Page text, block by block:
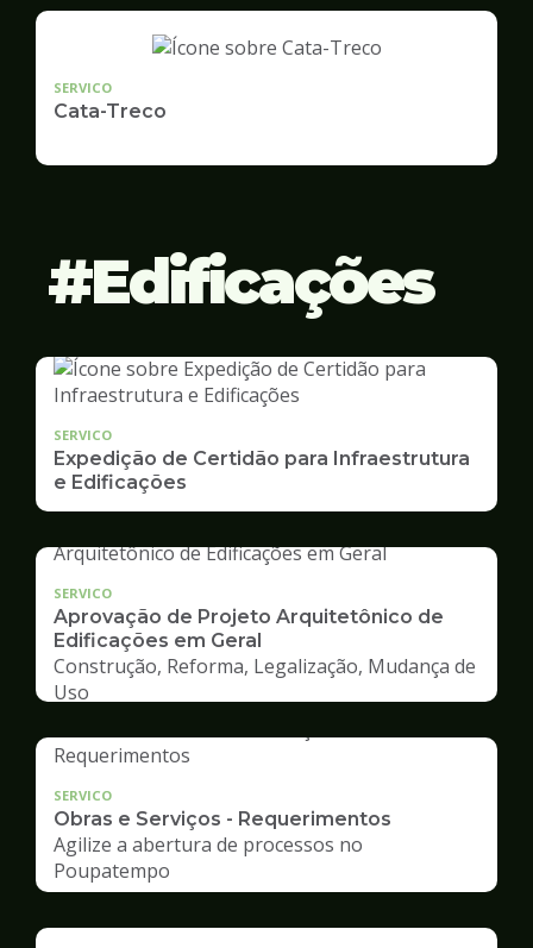
SERVICO
Cata-Treco
Edificações
SERVICO
Expedição de Certidão para Infraestrutura
e Edificações
SERVICO
Aprovação de Projeto Arquitetônico de
Edificações em Geral
Construção, Reforma, Legalização, Mudança de
Uso
SERVICO
Obras e Serviços - Requerimentos
Agilize a abertura de processos no
Poupatempo